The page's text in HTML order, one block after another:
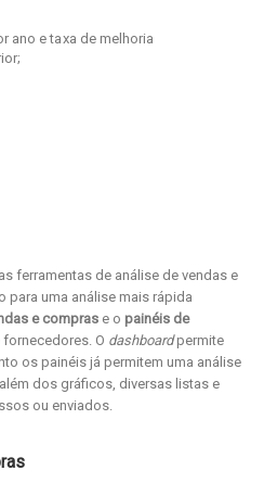
ano e taxa de melhoria
ferramentas de análise de vendas e
para uma análise mais rápida
e compras e o painéis de
O dashboardpermite
os painéis já permitem uma análise
dos gráficos, diversas listas e
ou enviados.